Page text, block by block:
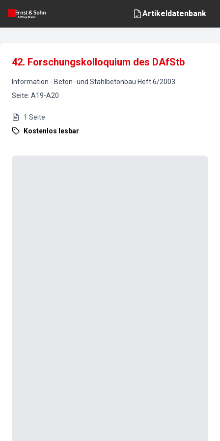
Artikeldatenbank
42. Forschungskolloquium des DAfStb
Information - Beton- und Stahlbetonbau Heft6/2003
Seite: A19-A20
1 Seite
Kostenlos lesbar